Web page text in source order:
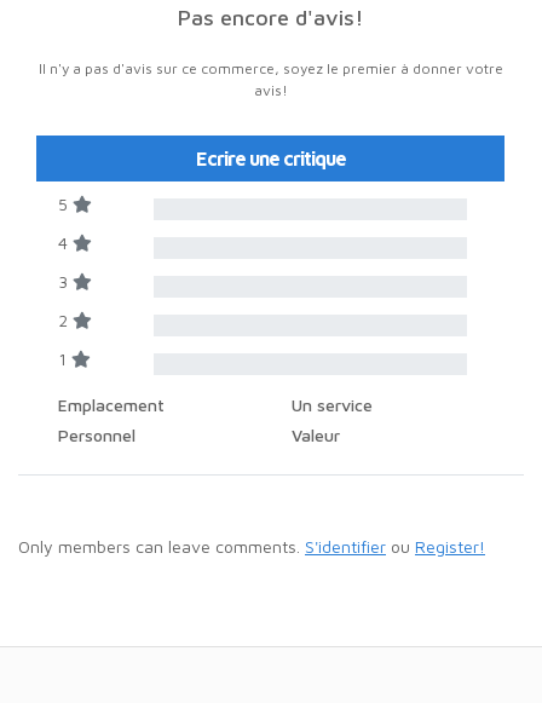
Pas encore d'avis!
Il n'y a pas d'avis sur ce commerce, soyez le premier à donner votre
avis!
Ecrire une critique
5
4
3
2
1
Emplacement
Un service
Personnel
Valeur
Only members can leave comments. S'identifier ou Register!